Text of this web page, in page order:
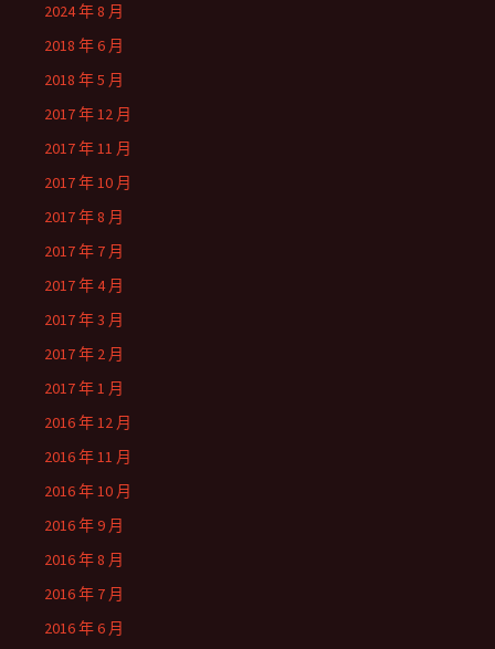
2024 年 8 月
2018 年 6 月
2018 年 5 月
2017 年 12 月
2017 年 11 月
2017 年 10 月
2017 年 8 月
2017 年 7 月
2017 年 4 月
2017 年 3 月
2017 年 2 月
2017 年 1 月
2016 年 12 月
2016 年 11 月
2016 年 10 月
2016 年 9 月
2016 年 8 月
2016 年 7 月
2016 年 6 月